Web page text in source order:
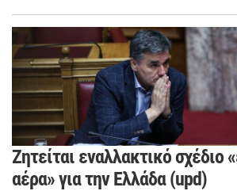
Ζητείται εναλλακτικό σχέδιο
αέρα» για την Ελλάδα (upd)